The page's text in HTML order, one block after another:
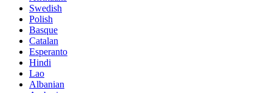
Swedish
Polish
Basque
Catalan
Esperanto
Hindi
Lao
Albanian